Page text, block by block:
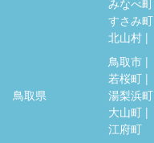
すさみ町
北山村
鳥取県
鳥取市
若桜町
湯梨浜町
大山町
江府町